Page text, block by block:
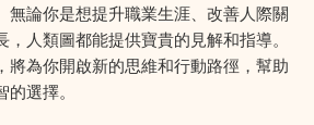
無論你是想提升職業生涯、改善人際關
人類圖都能提供寶貴的見解和指導。
將為你開啟新的思維和行動路徑，幫助
選擇。